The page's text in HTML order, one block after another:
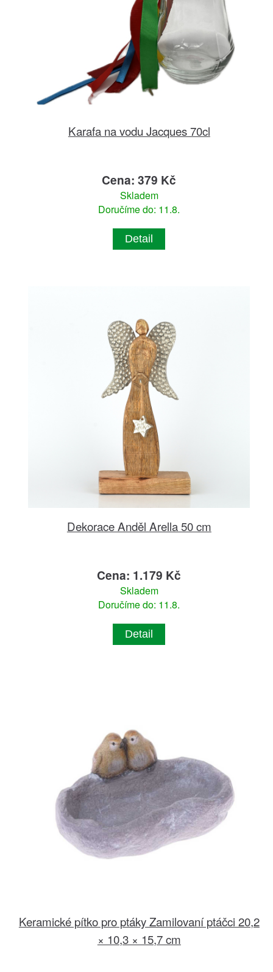
Karafa na vodu Jacques 70cl
Cena: 379 Kč
Skladem
Doručíme do: 11.8.
Detail
Dekorace Anděl Arella 50 cm
Cena: 1.179 Kč
Skladem
Doručíme do: 11.8.
Detail
Keramické pítko pro ptáky Zamilovaní ptáčci 20,2
× 10,3 × 15,7 cm